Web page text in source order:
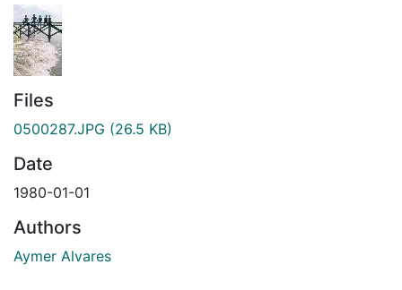
Files
0500287.JPG (26.5 KB)
Date
1980-01-01
Authors
Aymer Alvares